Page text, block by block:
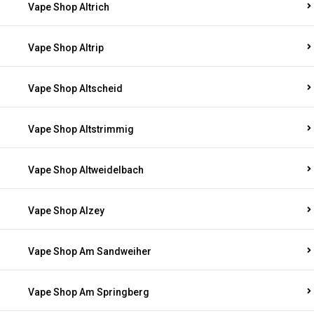
Vape Shop Altrich
Vape Shop Altrip
Vape Shop Altscheid
Vape Shop Altstrimmig
Vape Shop Altweidelbach
Vape Shop Alzey
Vape Shop Am Sandweiher
Vape Shop Am Springberg